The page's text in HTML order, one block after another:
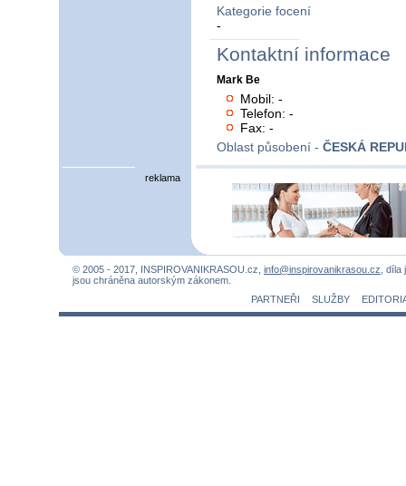
Kategorie focení
-
Kontaktní informace
Mark Be
Mobil: -
Telefon: -
Fax: -
Oblast působení - ČESKÁ
reklama
© 2005 - 2017, INSPIROVANIKRASOU.cz, info@inspirovanikrasou.cz ,
jsou chráněna autorským zákonem.
PARTNEŘI
SLUŽBY